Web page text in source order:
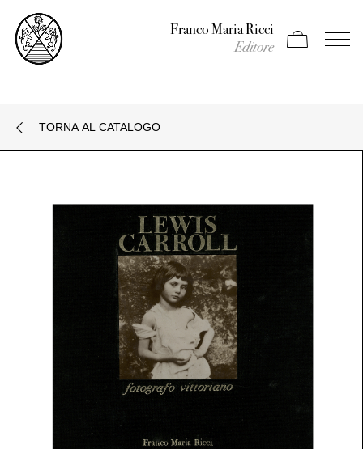
Franco Maria Ricci
Editore Apri carrello
Apri il
TORNA AL CATALOGO